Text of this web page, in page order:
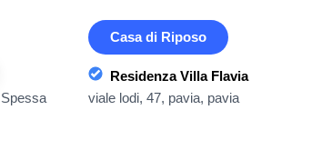
Casa di Riposo
Residenza Villa Flavia
viale lodi, 47, pavia, pavia